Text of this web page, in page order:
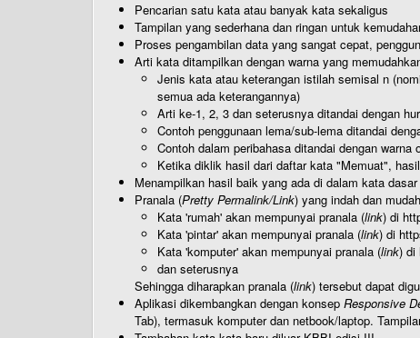
Pencarian satu kata atau banyak kata sekaligus
Tampilan yang sederhana dan ringan untuk
Proses pengambilan data yang sangat cepat,
Arti kata ditampilkan dengan warna yang
Jenis kata atau keterangan istilah semisal n
semua ada keterangannya)
Arti ke-1, 2, 3 dan seterusnya ditandai dengan
Contoh penggunaan lema/sub-lema ditandai
Contoh dalam peribahasa ditandai dengan warna
Ketika diklik hasil dari daftar kata "Memuat",
Menampilkan hasil baik yang ada di dalam kata
Pranala (Pretty Permalink/Link) yang indah dan
Kata 'rumah' akan mempunyai pranala (link) di
Kata 'pintar' akan mempunyai pranala (link) di
Kata 'komputer' akan mempunyai pranala (link) di
dan seterusnya
Sehingga diharapkan pranala (link) tersebut dapat
Aplikasi dikembangkan dengan konsep Responsive
Tab), termasuk komputer dan netbook/laptop.